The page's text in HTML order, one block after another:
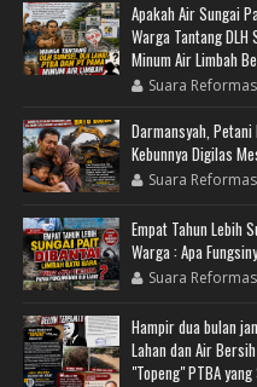
Apakah Air Sungai
Warga Tantang DLH
Minum Air Limbah
Suara
Darmansyah,
Kebunnya Digilas
Suara
Empat Tahun Lebih
Warga : Apa
Suara
Hampir dua bulan
Lahan dan Air
"Topeng" PTBA